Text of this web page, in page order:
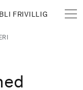
BLI FRIVILLIG